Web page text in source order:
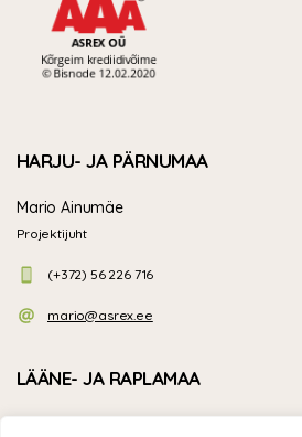
HARJU- JA PÄRNUMAA
Mario Ainumäe
Projektijuht
(+372) 56 226 716
mario@asrex.ee
LÄÄNE- JA RAPLAMAA